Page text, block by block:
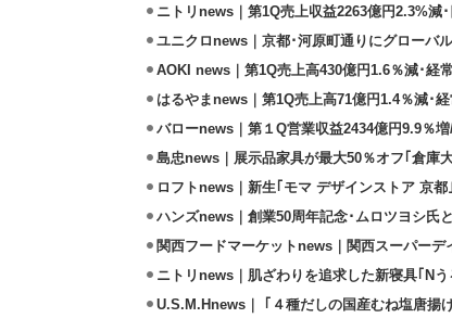
ニトリnews｜第1Q売上収益2263億円2.3%減
ユニクロnews｜京都･河原町通りにグローバ
AOKI news｜第1Q売上高430億円1.6％減･経
はるやまnews｜第1Q売上高71億円1.4％減･
バローnews｜第１Q営業収益2434億円9.9％
島忠news｜展示品家具が最大50％オフ｢倉庫
ロフトnews｜新生｢モマ デザインストア 京
ハンズnews｜創業50周年記念･ムロツヨシ氏
関西フードマーケットnews｜関西スーパーデ
ニトリnews｜肌ざわりを追求した新寝具｢N
U.S.M.Hnews｜ ｢４種だしの国産むね塩唐揚